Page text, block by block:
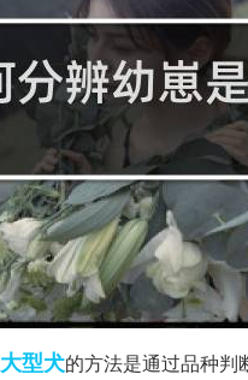
大型犬的方法是通过品种判